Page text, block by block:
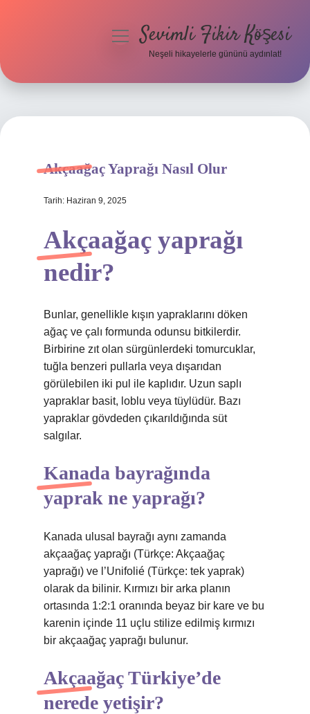
Hakkımızda
menüyüSevimli Fikir Köşesi
Neşeli hikayelerle gününü aydınlat!
Akçaağaç Yaprağı Nasıl Olur
Tarih: Haziran 9, 2025
Akçaağaç yaprağı
nedir?
Bunlar, genellikle kışın yapraklarını döken
ağaç ve çalı formunda odunsu bitkilerdir.
Birbirine zıt olan sürgünlerdeki tomurcuklar,
tuğla benzeri pullarla veya dışarıdan
görülebilen iki pul ile kaplıdır. Uzun saplı
yapraklar basit, loblu veya tüylüdür. Bazı
yapraklar gövdeden çıkarıldığında süt
salgılar.
Kanada bayrağında
yaprak ne yaprağı?
Kanada ulusal bayrağı aynı zamanda
akçaağaç yaprağı (Türkçe: Akçaağaç
yaprağı) ve l’Unifolié (Türkçe: tek yaprak)
olarak da bilinir. Kırmızı bir arka planın
ortasında 1:2:1 oranında beyaz bir kare ve bu
karenin içinde 11 uçlu stilize edilmiş kırmızı
bir akçaağaç yaprağı bulunur.
Akçaağaç Türkiye’de
nerede yetişir?